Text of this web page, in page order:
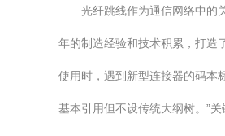
光纤跳线作为通信网络中的
年的制造经验和技术积累，打造
使用时，遇到新型连接器的码
基本引用但不设传统大纲树。”